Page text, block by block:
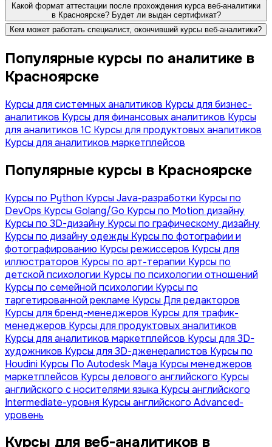
Какой формат аттестации после прохождения курса веб-аналитики
в Красноярске? Будет ли выдан сертификат?
Кем может работать специалист, окончивший курсы веб-аналитики?
Популярные курсы по аналитике в
Красноярске
Курсы для системных аналитиков Курсы для бизнес-
аналитиков Курсы для финансовых аналитиков Курсы
для аналитиков 1C Курсы для продуктовых аналитиков
Курсы для аналитиков маркетплейсов
Популярные курсы в Красноярске
Курсы по Python Курсы Java-разработки Курсы по
DevOps Курсы Golang/Go Курсы по Motion дизайну
Курсы по 3D-дизайну Курсы по графическому дизайну
Курсы по дизайну одежды Курсы по фотографии и
фотографированию Курсы режиссеров Курсы для
иллюстраторов Курсы по арт-терапии Курсы по
детской психологии Курсы по психологии отношений
Курсы по семейной психологии Курсы по
таргетированной рекламе Курсы Для редакторов
Курсы для бренд-менеджеров Курсы для трафик-
менеджеров Курсы для продуктовых аналитиков
Курсы для аналитиков маркетплейсов Курсы для 3D-
художников Курсы для 3D-дженералистов Курсы по
Houdini Курсы По Autodesk Maya Курсы менеджеров
маркетплейсов Курсы делового английского Курсы
английского с носителями языка Курсы английского
Intermediate-уровня Курсы английского Advanced-
уровень
Курсы для веб-аналитиков в